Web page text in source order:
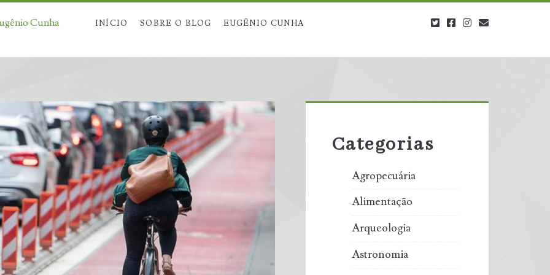
Cunha INÍCIO SOBRE O BLOG EUGÊNIO CUNHA twitterfacebookinstagram
Sidebar
Categorias
Agropecuária
Alimentação
Arqueologia
Astronomia